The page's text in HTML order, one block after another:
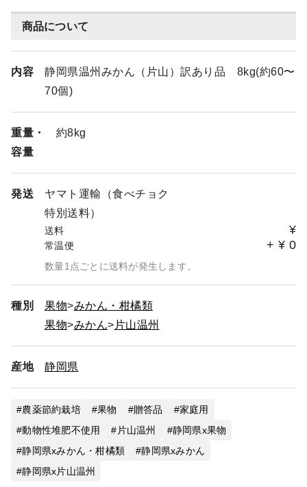
商品について
内容
静岡県温州みかん（片山）訳あり品 8kg(約60〜
70個)
重量・
容量
約8kg
発送
ヤマト運輸（食べチョク
特別送料）
送料 ¥
常温便 + ¥ 0
数量1点ごとに送料が発生します。
種別 果物
みかん・柑橘類
果物
みかん 片山温州
産地 静岡県
農薬節約栽培 果物 贈答品
家庭用
動物性堆肥不使用
片山温州
静岡県x果物
静岡県xみかん・柑橘類
静岡県xみかん
静岡県x片山温州